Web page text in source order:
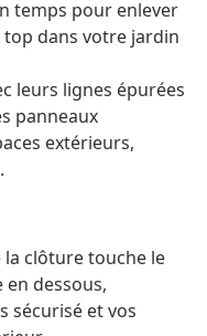
temps pour enlever
dans votre jardin
leurs lignes épurées
panneaux
extérieurs,
la clôture touche le
en dessous,
sécurisé et vos